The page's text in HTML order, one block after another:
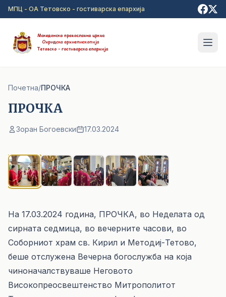
Прејди на главна содржина
МПЦ - ОА Тетовско - гостиварска епархија
Почетна/ПРОЧКА
ПРОЧКА
Зоран Богоевски 17.03.2024
На 17.03.2024 година, ПРОЧКА, во Неделата од
сирната седмица, во вечерните часови, во
Соборниот храм св. Кирил и Методиј-Тетово,
беше отслужена Вечерна богослужба на која
чиноначалствуваше Неговото
Високопреосвештенство Митрополитот